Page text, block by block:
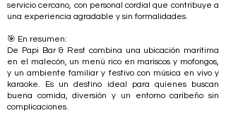
servicio cercano, con personal cordial que contribuye a
una experiencia agradable y sin formalidades.
🎯 En resumen:
De Papi Bar & Rest combina una ubicación marítima
en el malecón, un menú rico en mariscos y mofongos,
y un ambiente familiar y festivo con música en vivo y
karaoke. Es un destino ideal para quienes buscan
buena comida, diversión y un entorno caribeño sin
complicaciones.